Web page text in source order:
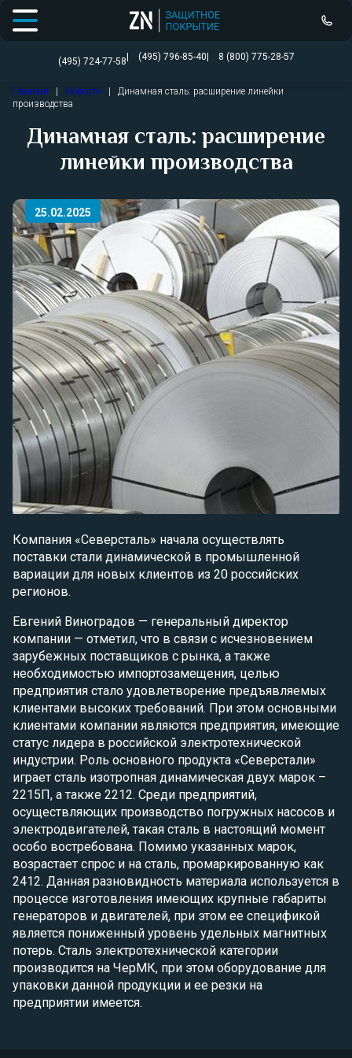
содержимому
Открыть меню
(495) 724-77-58 (495) 796-85-40 8 (800) 775-28-57
Главная Новости
Динамная сталь: расширение линейки
производства
Динамная сталь: расширение
линейки производства
25.02.2025
Компания «Северсталь» начала осуществлять
поставки стали динамической в промышленной
вариации для новых клиентов из 20 российских
регионов.
Евгений Виноградов — генеральный директор
компании — отметил, что в связи с исчезновением
зарубежных поставщиков с рынка, а также
необходимостью импортозамещения, целью
предприятия стало удовлетворение предъявляемых
клиентами высоких требований. При этом основными
клиентами компании являются предприятия, имеющие
статус лидера в российской электротехнической
индустрии. Роль основного продукта «Северстали»
играет сталь изотропная динамическая двух марок –
2215П, а также 2212. Среди предприятий,
осуществляющих производство погружных насосов и
электродвигателей, такая сталь в настоящий момент
особо востребована. Помимо указанных марок,
возрастает спрос и на сталь, промаркированную как
2412. Данная разновидность материала используется в
процессе изготовления имеющих крупные габариты
генераторов и двигателей, при этом ее спецификой
является пониженный уровень удельных магнитных
потерь. Сталь электротехнической категории
производится на ЧерМК, при этом оборудование для
упаковки данной продукции и ее резки на
предприятии имеется.